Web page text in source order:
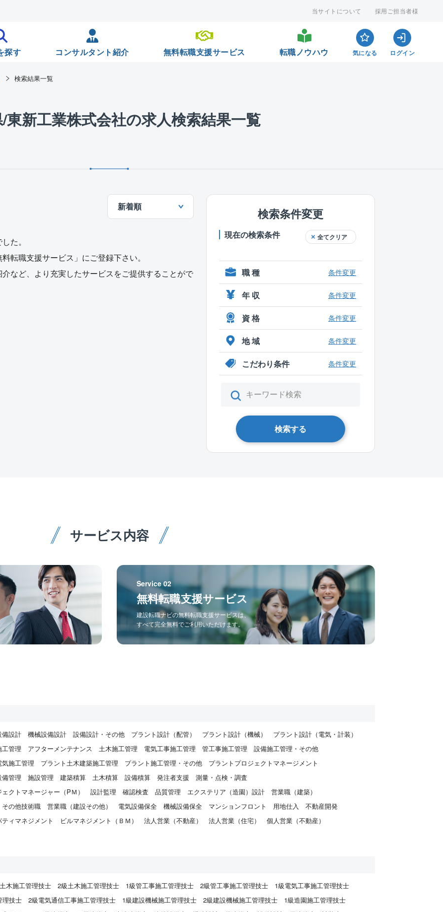
当サイトについて 採用ご担当者様
探す コンサルタント紹介 無料転職支援サービス 転職ノウハウ 気になる ログイン
東新工業株式会社の求人検索結果一覧
新着順
た。
転職支援サービス」にご登録下さい。
など、より充実したサービスをご提供することがで
検索条件変更
現在の検索条件 全てクリア
職 種 条件変更
年 収 条件変更
資 格 条件変更
地 域 条件変更
こだわり条件 条件変更
検索する
サービス内容
Service 02
無料転職支援サービス
建設転職ナビの無料転職支援サービスは、
すべて完全無料でご利用いただけます。
備設計 機械設備設計 設備設計・その他 プラント設計（配管） プラント設計（機械）
プラント設計（電気・計装）
管理 アフターメンテナンス 土木施工管理 電気工事施工管理 管工事施工管理
設備施工管理・その他
施工管理 プラント土木建築施工管理 プラント施工管理・その他
プラントプロジェクトマネージメント
管理 施設管理 建築積算 土木積算 設備積算 発注者支援
測量・点検・調査
クトマネージャー（PＭ） 設計監理 確認検査 品質管理 エクステリア（造園）設計
営業職（建築）
その他技術職 営業職（建設その他） 電気設備保全 機械設備保全 マンションフロント 用地仕入
不動産開発
ティマネジメント ビルマネジメント（ＢＭ） 法人営業（不動産） 法人営業（住宅）
個人営業（不動産）
木施工管理技士 2級土木施工管理技士 1級管工事施工管理技士 2級管工事施工管理技士
1級電気工事施工管理技士
理技士 2級電気通信工事施工管理技士 1級建設機械施工管理技士 2級建設機械施工管理技士
1級造園施工管理技士
検索結果一覧